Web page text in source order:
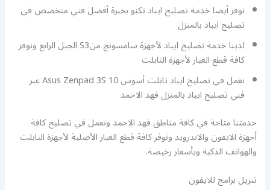
نوفر أيضا خدمة تصليح ايباد تكنو بخبرة أفضل فني متخصص في
تصليح ايباد بالمنزل
لدينا خدمة تصليح ايباد لأجهزة سامسونج منS3 الجيل الرابع ونوفر
كافة قطع الغيار لأجهزة التابلت
نعمل في تصليح ايباد تابلت أسوس Asus Zenpad 3S 10 عبر
فني تصليح ايباد بالمنزل فهد الاحمد
خدمتنا متاحة في كافة مناطق فهد الاحمد ونعمل في تصليح كافة
أجهزة الايفون والاندرويد ونوفر كافة قطع الغيار الأصلية لأجهزة التابلت
والهواتف الذكية وبأسعار رخيصة.
تنزيل برامج للايفون